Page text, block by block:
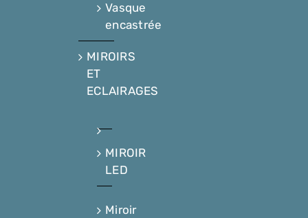
Vasque
encastrée
MIROIRS
ET
ECLAIRAGES
MIROIR
LED
Miroir